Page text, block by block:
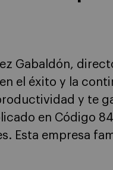
Gabaldón,
el éxito y la
y te
en Código
Esta empresa